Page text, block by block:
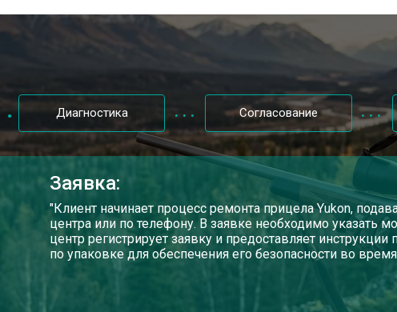
Диагностика Согласование
Заявка:
"Клиент начинает процесс ремонта прицела Yukon,
центра или по телефону. В заявке необходимо указать
центр регистрирует заявку и предоставляет
по упаковке для обеспечения его безопасности во